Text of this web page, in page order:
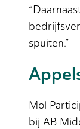
spuiten.”
Mol
bij AB